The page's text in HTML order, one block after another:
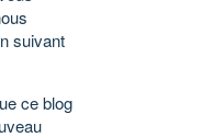
suivant
ce blog